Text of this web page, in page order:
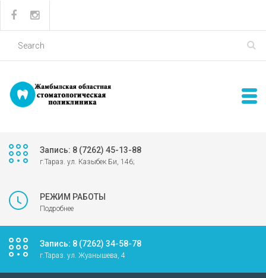
Запись: 8 (7262) 45-13-88
г.Тараз. ул. Казыбек Би, 146;
РЕЖИМ РАБОТЫ
Подробнее
Запись: 8 (7262) 34-58-78
г.Тараз. ул. Жуанышева, 4